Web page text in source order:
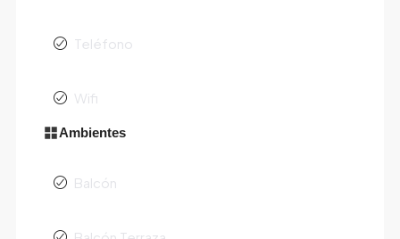
Teléfono
Wifi
Ambientes
Balcón